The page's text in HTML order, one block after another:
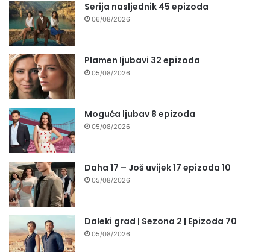
Serija nasljednik 45 epizoda
06/08/2026
Plamen ljubavi 32 epizoda
05/08/2026
Moguća ljubav 8 epizoda
05/08/2026
Daha 17 – Još uvijek 17 epizoda 10
05/08/2026
Daleki grad | Sezona 2 | Epizoda 70
05/08/2026